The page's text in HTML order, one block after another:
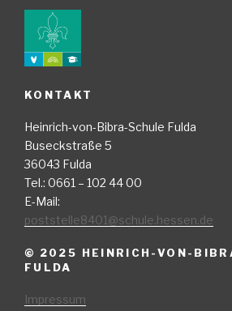
KONTAKT
Heinrich-von-Bibra-Schule Fulda
Buseckstraße 5
36043 Fulda
Tel.: 0661 – 102 44 00
E-Mail:
poststelle8401@schule.hessen.de
© 2025 HEINRICH-VON-
FULDA
Impressum